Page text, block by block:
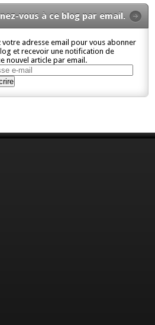
vous à ce blog par email.
votre adresse email pour vous abonner
et recevoir une notification de
nouvel article par email.